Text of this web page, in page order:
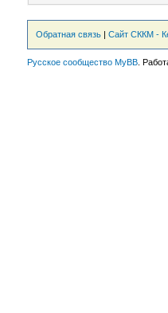
Обратная связь| Сайт СККМ -
Русское сообщество MyBB.